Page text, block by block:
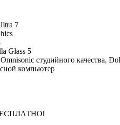
7
Glass 5
студийного качества,
компьютер
БЕСПЛАТНО!